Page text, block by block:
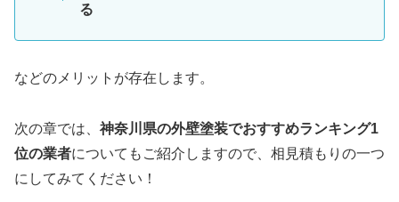
る
などのメリットが存在します。
次の章では、 神奈川県の外壁塗装でおすすめランキング1
位の業者についてもご紹介しますので、相見積もりの一つ
にしてみてください！